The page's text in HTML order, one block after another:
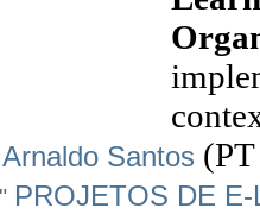
Arnaldo Santos
" PROJETOS DE